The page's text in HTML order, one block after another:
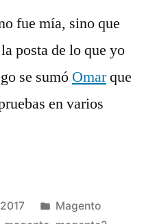
fue mía, sino que
posta de lo que yo
se sumó Omarque
en varios
Publicado
Magento